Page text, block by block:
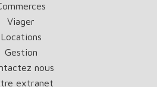
Viager
Locations
Gestion
nous
extranet